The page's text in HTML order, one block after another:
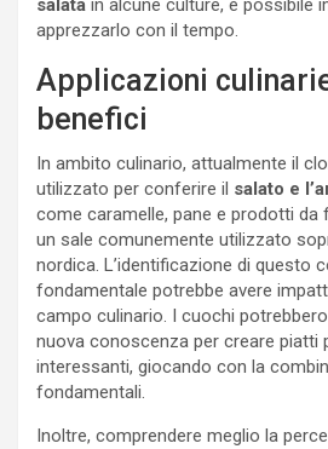
salata in alcune culture, è possibile
apprezzarlo con il tempo.
Applicazioni
benefici
In ambito culinario, attualmente il
utilizzato per conferire il salato e
come caramelle, pane e prodotti da
un sale comunemente utilizzato
nordica. L’identificazione di questo
fondamentale potrebbe avere
campo culinario. I cuochi
nuova conoscenza per creare piatti
interessanti, giocando con la
fondamentali.
Inoltre, comprendere meglio la